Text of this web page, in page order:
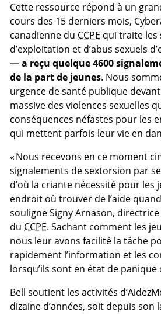
Cette ressource répond à un
cours des 15 derniers mois,
canadienne du CCPE qui traite les
d’exploitation et d’abus sexuels
—a reçu quelque 4600
de la part de jeunes. Nous
urgence de santé publique
massive des violences sexuelles
conséquences néfastes pour les
qui mettent parfois leur vie en
« Nous recevons en ce moment
signalements de sextorsion par
d’où la criante nécessité pour les
endroit où trouver de l’aide
souligne Signy Arnason,
du CCPE. Sachant comment les
nous leur avons facilité la tâche
rapidement l’information et les
lorsqu’ils sont en état de panique
Bell soutient les activités
dizaine d’années, soit depuis son